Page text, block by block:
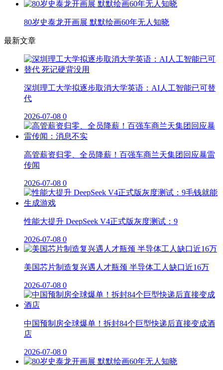
80岁史泰龙开画展 默默绘画60年无人知晓
最新文章
深圳理工大学拟逐步取消大学英语：AI人工智能已可替
代
2026-07-08 0
高管薪资归零、全员降薪！百强车商兰天集团回应暴雷
传闻
2026-07-08 0
性能大提升 DeepSeek V4正式版灰度测试：9
2026-07-08 0
美国芯片制造复兴遇人才瓶颈 半导体工人缺口近16万
2026-07-08 0
中国预制房全球爆单！拆封84个巨型快递后直接变成酒
店
2026-07-08 0